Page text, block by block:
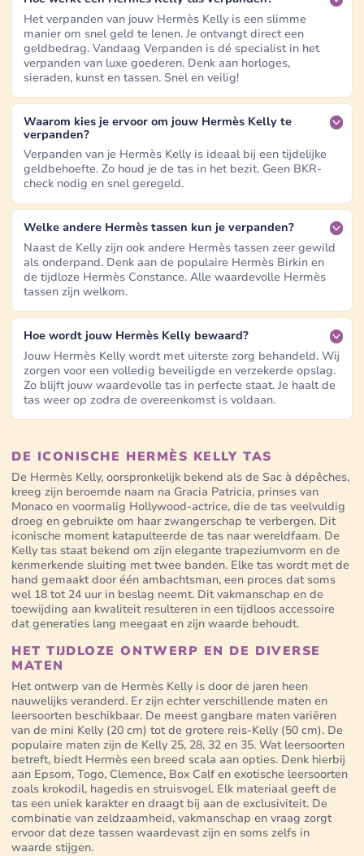
Het verpanden van jouw Hermès Kelly is een slimme
manier om snel geld te lenen. Je ontvangt direct een
geldbedrag. Vandaag Verpanden is dé specialist in het
verpanden van luxe goederen. Denk aan horloges,
sieraden, kunst en tassen. Snel en veilig!
Waarom kies je ervoor om jouw Hermès Kelly te
verpanden?
Verpanden van je Hermès Kelly is ideaal bij een tijdelijke
geldbehoefte. Zo houd je de tas in het bezit. Geen BKR-
check nodig en snel geregeld.
Welke andere Hermès tassen kun je verpanden?
Naast de Kelly zijn ook andere Hermès tassen zeer gewild
als onderpand. Denk aan de populaire Hermès Birkin en
de tijdloze Hermès Constance. Alle waardevolle Hermès
tassen zijn welkom.
Hoe wordt jouw Hermès Kelly bewaard?
Jouw Hermès Kelly wordt met uiterste zorg behandeld. Wij
zorgen voor een volledig beveiligde en verzekerde opslag.
Zo blijft jouw waardevolle tas in perfecte staat. Je haalt de
tas weer op zodra de overeenkomst is voldaan.
DE ICONISCHE HERMÈS KELLY TAS
De Hermès Kelly, oorspronkelijk bekend als de Sac à dépêches,
kreeg zijn beroemde naam na Gracia Patricia, prinses van
Monaco en voormalig Hollywood-actrice, die de tas veelvuldig
droeg en gebruikte om haar zwangerschap te verbergen. Dit
iconische moment katapulteerde de tas naar wereldfaam. De
Kelly tas staat bekend om zijn elegante trapeziumvorm en de
kenmerkende sluiting met twee banden. Elke tas wordt met de
hand gemaakt door één ambachtsman, een proces dat soms
wel 18 tot 24 uur in beslag neemt. Dit vakmanschap en de
toewijding aan kwaliteit resulteren in een tijdloos accessoire
dat generaties lang meegaat en zijn waarde behoudt.
HET TIJDLOZE ONTWERP EN DE DIVERSE
MATEN
Het ontwerp van de Hermès Kelly is door de jaren heen
nauwelijks veranderd. Er zijn echter verschillende maten en
leersoorten beschikbaar. De meest gangbare maten variëren
van de mini Kelly (20 cm) tot de grotere reis-Kelly (50 cm). De
populaire maten zijn de Kelly 25, 28, 32 en 35. Wat leersoorten
betreft, biedt Hermès een breed scala aan opties. Denk hierbij
aan Epsom, Togo, Clemence, Box Calf en exotische leersoorten
zoals krokodil, hagedis en struisvogel. Elk materiaal geeft de
tas een uniek karakter en draagt bij aan de exclusiviteit. De
combinatie van zeldzaamheid, vakmanschap en vraag zorgt
ervoor dat deze tassen waardevast zijn en soms zelfs in
waarde stijgen.